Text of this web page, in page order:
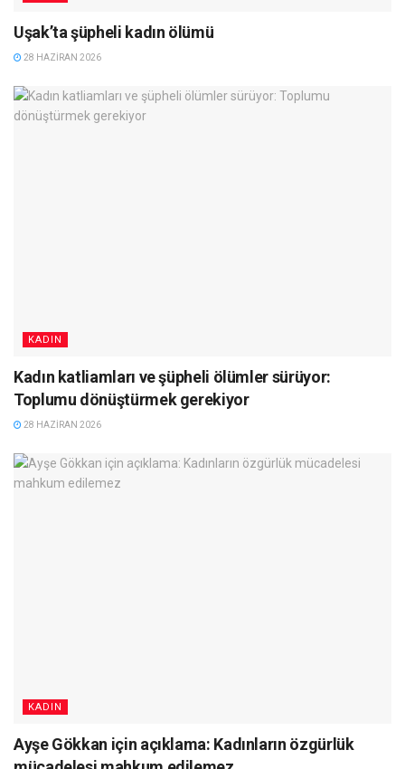
Uşak’ta şüpheli kadın ölümü
28 HAZIRAN 2026
KADIN
Kadın katliamları ve şüpheli ölümler sürüyor:
Toplumu dönüştürmek gerekiyor
28 HAZIRAN 2026
KADIN
Ayşe Gökkan için açıklama: Kadınların özgürlük